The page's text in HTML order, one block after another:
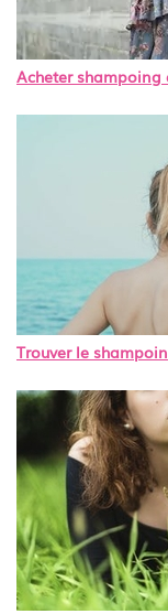
Acheter
Trouver le